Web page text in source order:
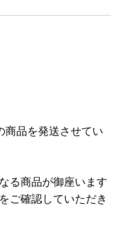
商品を発送させてい
る商品が御座います
ご確認していただき